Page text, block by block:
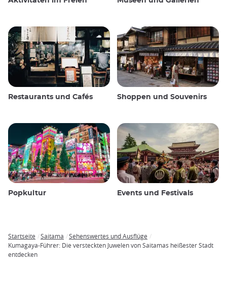
Restaurants und Cafés Shoppen und Souvenirs
Popkultur Events und Festivals
Breadcrumb
Startseite Saitama
Sehenswertes und Ausflüge
Kumagaya-Führer: Die versteckten Juwelen von Saitamas heißester Stadt
entdecken